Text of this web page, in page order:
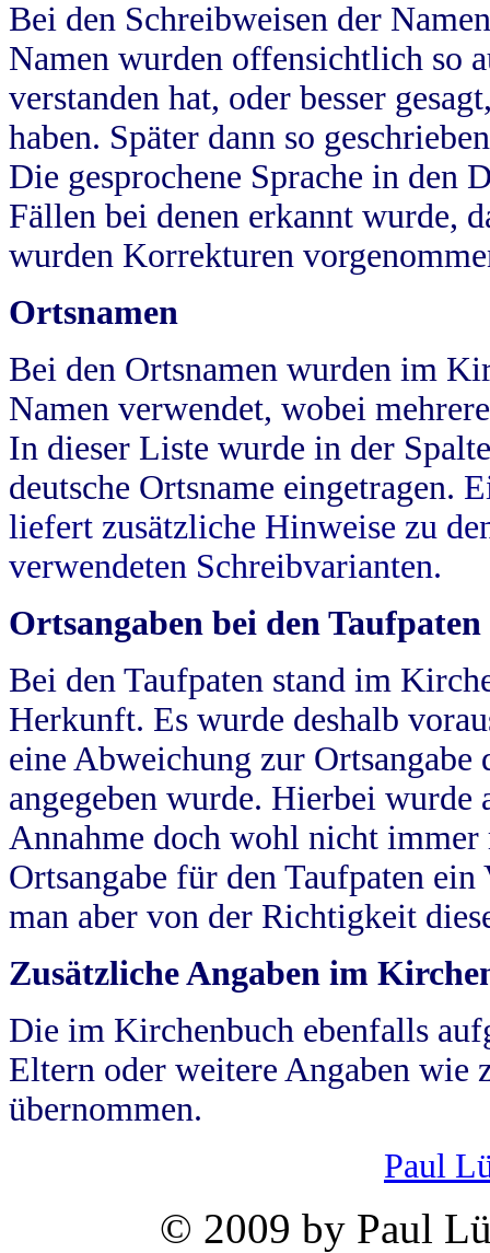
Bei den Schreibweisen der
Namen wurden offensichtlich so
verstanden hat, oder besser
haben. Später dann so
Die gesprochene Sprache in
Fällen bei denen erkannt wurde,
wurden Korrekturen
Ortsnamen
Bei den Ortsnamen wurden im
Namen verwendet, wobei
In dieser Liste wurde in der
deutsche Ortsname eingetragen.
liefert zusätzliche Hinweise zu
verwendeten Schreibvarianten.
Ortsangaben bei den Taufpaten
Bei den Taufpaten stand im
Herkunft. Es wurde deshalb
eine Abweichung zur
angegeben wurde. Hierbei wurde
Annahme doch wohl nicht
Ortsangabe für den Taufpaten
man aber von der Richtigkeit
Zusätzliche Angaben im
Die im Kirchenbuch ebenfalls
Eltern oder weitere Angaben wie
übernommen.
Paul
© 2009 by Paul